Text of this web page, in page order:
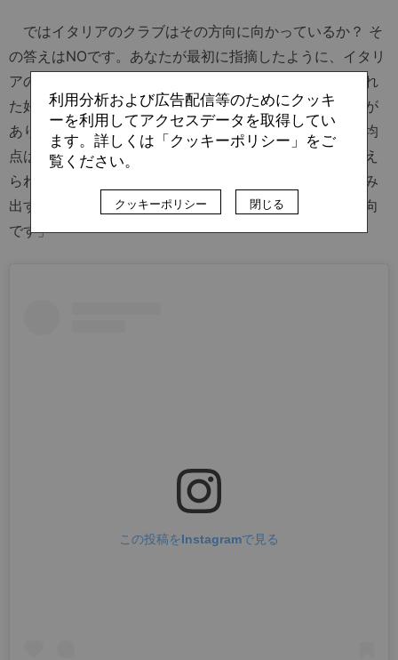
ではイタリアのクラブはその方向に向かっているか？ そ
の答えはNOです。あなたが最初に指摘したように、イタリ
アのアカデミーは戦術的によく躾けられ、技術的にも優れ
た好選手を輩出することができる。彼らには共通の特徴が
あります。標準化されており、従順で、教科書的で、平均
点は高いけれど際立った特徴や強みは持っていない。与え
られた課題は上手くこなすが、事前に定義された枠をはみ
出すことはない。これがイタリアの育成が進んでいる方向
です」
この投稿をInstagramで見る
利用分析および広告配信等のためにクッキ
ーを利用してアクセスデータを取得してい
ます。詳しくは「クッキーポリシー」をご
覧ください。
クッキーポリシー 閉じる